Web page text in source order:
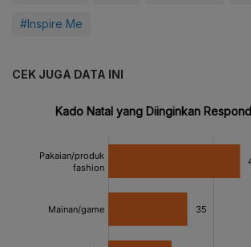
#Inspire Me
CEK JUGA DATA INI